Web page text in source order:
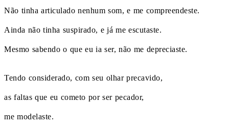
Não tinha articulado nenhum som, e me compreendeste.
Ainda não tinha suspirado, e já me escutaste.
Mesmo sabendo o que eu ia ser, não me depreciaste.
Tendo considerado, com seu olhar precavido,
as faltas que eu cometo por ser pecador,
me modelaste.